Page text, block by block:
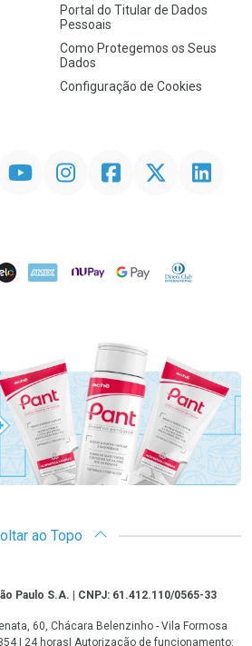
Portal do Titular de Dados
Pessoais
Como Protegemos os Seus
Dados
Configuração de Cookies
InstagramFacebookTwitter Linkedin
AMEX NuPay Google PayDiners Club
Destaque
ao Topo
Paulo S.A. | CNPJ: 61.412.110/0565-33
60, Chácara Belenzinho - Vila Formosa
| 24 horas| Autorização de funcionamento: